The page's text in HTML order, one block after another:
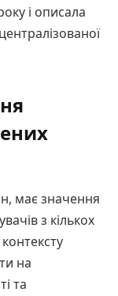
і описала
має значення
з кількох
на
та